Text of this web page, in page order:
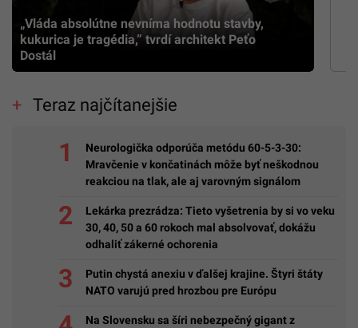
„Vláda absolútne nevníma hodnotu stavby,
kukurica je tragédia,” tvrdí architekt Peťo
Dostál
Teraz najčítanejšie
Neurologička odporúča metódu 60-5-3-30:
Mravčenie v končatinách môže byť neškodnou
reakciou na tlak, ale aj varovným signálom
Lekárka prezrádza: Tieto vyšetrenia by si vo veku
30, 40, 50 a 60 rokoch mal absolvovať, dokážu
odhaliť zákerné ochorenia
Putin chystá anexiu v ďalšej krajine. Štyri štáty
NATO varujú pred hrozbou pre Európu
Na Slovensku sa šíri nebezpečný gigant z